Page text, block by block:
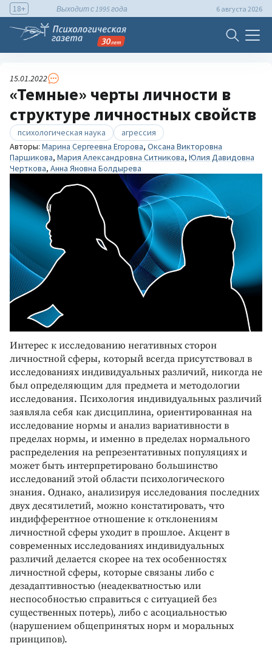
18+ Выходит с 1995 года 6 августа 2026
15.01.2022
«Темные» черты личности в
структуре личностных свойств
психологическая наука
агрессия
Авторы: Марина Сергеевна Егорова, Оксана Викторовна
Паршикова, Мария Александровна Ситникова, Юлия Давидовна
Черткова, Анна Яновна Болдырева
Интерес к исследованию негативных сторон
личностной сферы, который всегда присутствовал в
исследованиях индивидуальных различий, никогда не
был определяющим для предмета и методологии
исследования. Психология индивидуальных различий
заявляла себя как дисциплина, ориентированная на
исследование нормы и анализ вариативности в
пределах нормы, и именно в пределах нормального
распределения на репрезентативных популяциях и
может быть интерпретировано большинство
исследований этой области психологического
знания. Однако, анализируя исследования последних
двух десятилетий, можно констатировать, что
индифферентное отношение к отклонениям
личностной сферы уходит в прошлое. Акцент в
современных исследованиях индивидуальных
различий делается скорее на тех особенностях
личностной сферы, которые связаны либо с
дезадаптивностью (неадекватностью или
неспособностью справиться с ситуацией без
существенных потерь), либо с асоциальностью
(нарушением общепринятых норм и моральных
принципов).